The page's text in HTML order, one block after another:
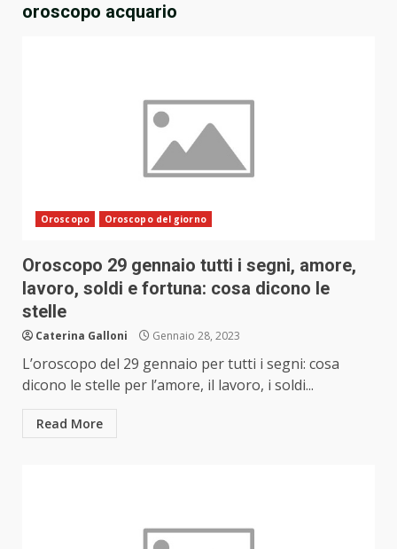
oroscopo acquario
Oroscopo Oroscopo del giorno
Oroscopo 29 gennaio tutti i segni, amore,
lavoro, soldi e fortuna: cosa dicono le
stelle
Caterina Galloni Gennaio 28, 2023
L’oroscopo del 29 gennaio per tutti i segni: cosa
dicono le stelle per l’amore, il lavoro, i soldi...
Read More